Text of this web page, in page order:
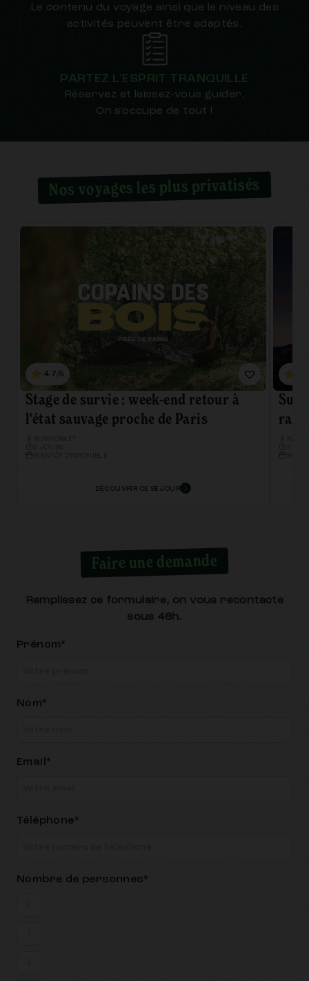
Le contenu du voyage ainsi que le niveau des
activités peuvent être adaptés.
PARTEZ L'ESPRIT TRANQUILLE
Réservez et laissez-vous guider.
On s'occupe de tout !
Nos voyages les plus privatisés
4.7/5
Stage de survie : week-end retour à
l'état sauvage proche de Paris
DÉCOUVRIR CE SÉJOUR
Sur
Faire une demande
Remplissez ce formulaire, on vous recontacte
sous 48h.
Prénom*
Nom*
Email*
Téléphone*
Nombre de personnes*